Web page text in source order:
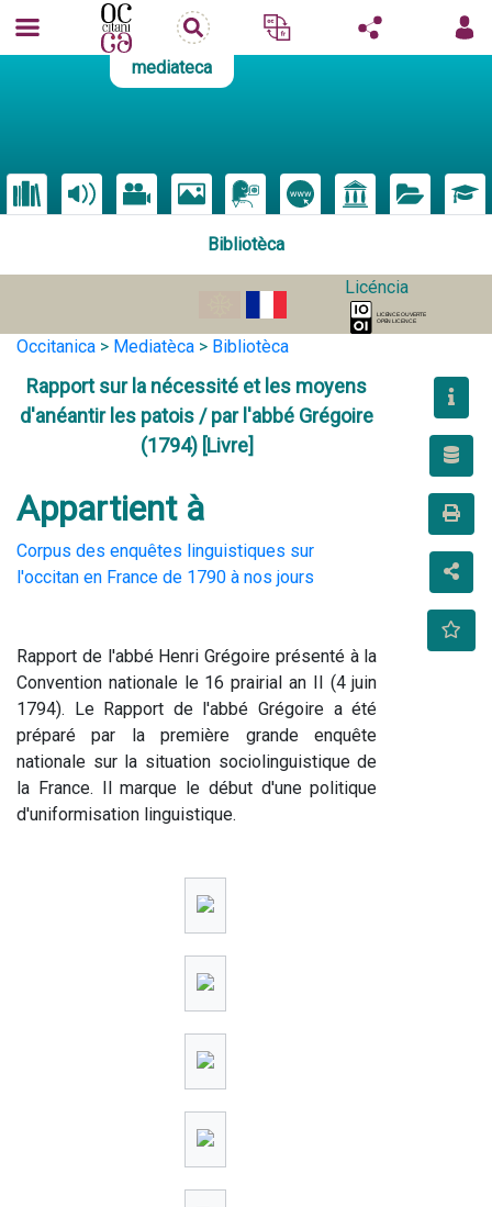
mediateca
Bibliotèca
Licéncia
Occitanica > Mediatèca > Bibliotèca
Rapport sur la nécessité et les moyens
d'anéantir les patois / par l'abbé Grégoire
(1794) [Livre]
Appartient à
Corpus des enquêtes linguistiques sur
l'occitan en France de 1790 à nos jours
Rapport de l'abbé Henri Grégoire présenté à la
Convention nationale le 16 prairial an II (4 juin
1794). Le Rapport de l'abbé Grégoire a été
préparé par la première grande enquête
nationale sur la situation sociolinguistique de
la France. Il marque le début d'une politique
d'uniformisation linguistique.